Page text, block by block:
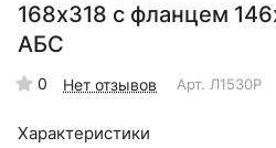
168х318 с фланцем
АБС
0 Нет отзывов Арт. Л1530Р
Характеристики